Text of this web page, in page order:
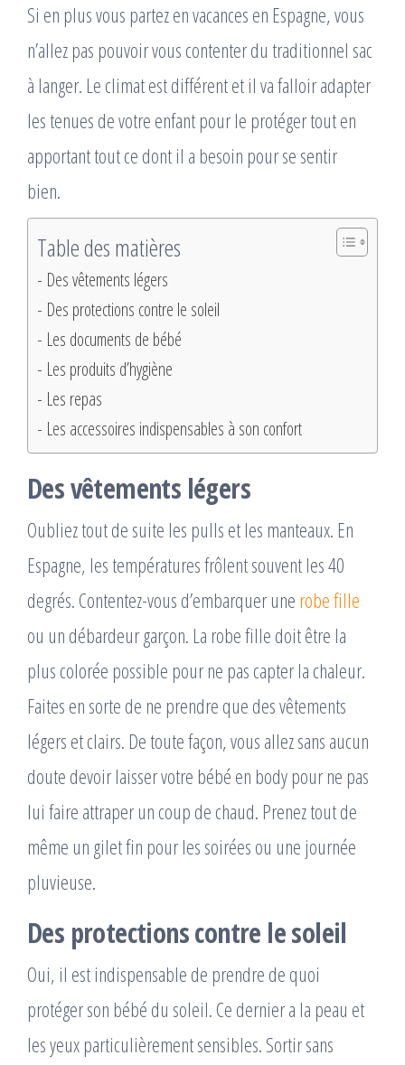
Si en plus vous partez en vacances en Espagne, vous
n’allez pas pouvoir vous contenter du traditionnel sac
à langer. Le climat est différent et il va falloir adapter
les tenues de votre enfant pour le protéger tout en
apportant tout ce dont il a besoin pour se sentir
bien.
Table des matières
Des vêtements légers
Des protections contre le soleil
Les documents de bébé
Les produits d’hygiène
Les repas
Les accessoires indispensables à son confort
Des vêtements légers
Oubliez tout de suite les pulls et les manteaux. En
Espagne, les températures frôlent souvent les 40
degrés. Contentez-vous d’embarquer une robe fille
ou un débardeur garçon. La robe fille doit être la
plus colorée possible pour ne pas capter la chaleur.
Faites en sorte de ne prendre que des vêtements
légers et clairs. De toute façon, vous allez sans aucun
doute devoir laisser votre bébé en body pour ne pas
lui faire attraper un coup de chaud. Prenez tout de
même un gilet fin pour les soirées ou une journée
pluvieuse.
Des protections contre le soleil
Oui, il est indispensable de prendre de quoi
protéger son bébé du soleil. Ce dernier a la peau et
les yeux particulièrement sensibles. Sortir sans